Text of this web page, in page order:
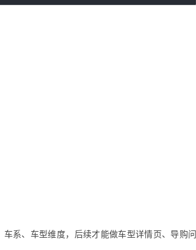
系、车型维度，后续才能做车型详情页、导购问